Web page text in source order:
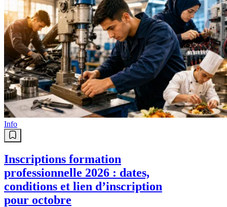
Info
Inscriptions formation
professionnelle 2026 : dates,
conditions et lien d’inscription
pour octobre